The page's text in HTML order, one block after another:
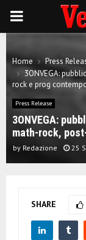
P
R
I
M
A
Home
Press
3ONVEGA:
rock e prog
Press Release
3ONVEGA:
math-rock,
by Redazione 25
SHARE